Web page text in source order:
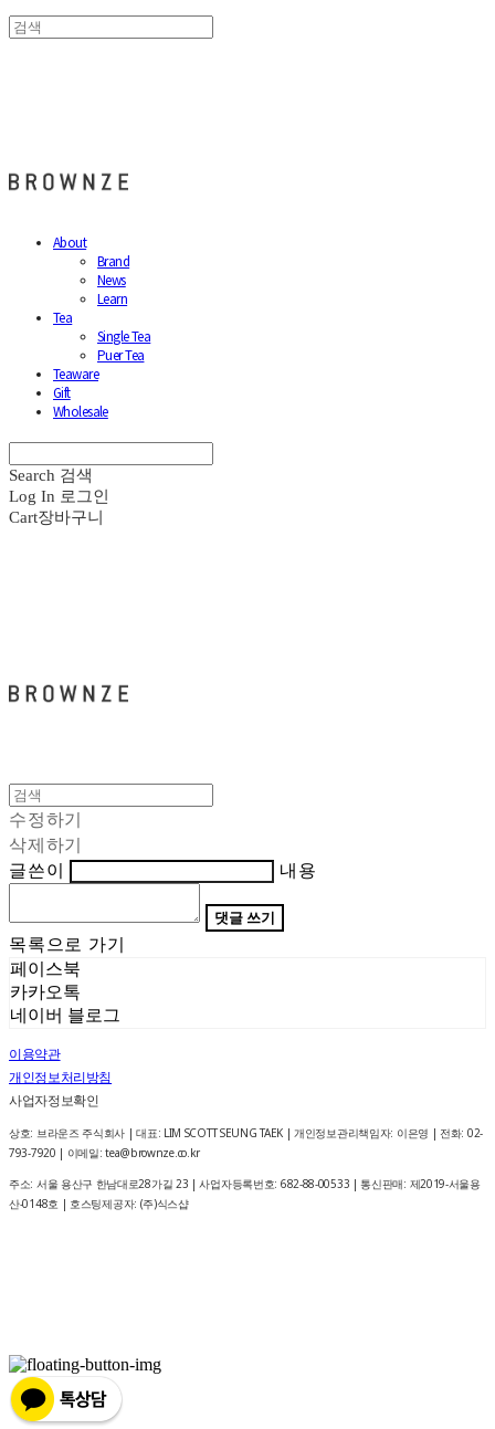
About
Brand
News
Learn
Tea
Single Tea
Puer Tea
Teaware
Gift
Wholesale
Search 검색
Log In 로그인
Cart장바구니
수정하기
삭제하기
글쓴이
내용
댓글 쓰기
목록으로 가기
페이스북
카카오톡
네이버 블로그
이용약관
개인정보처리방침
사업자정보확인
상호: 브라운즈 주식회사 | 대표: LIM SCOTT SEUNG TAEK | 개인정보관리책임자: 이은영 | 전화: 02-
793-7920 | 이메일: tea@brownze.co.kr
주소: 서울 용산구 한남대로28가길 23 | 사업자등록번호: 682-88-00533 | 통신판매: 제2019-서울용
산-0148호 | 호스팅제공자: (주)식스샵